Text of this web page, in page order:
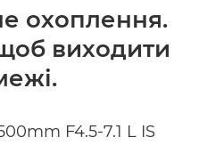
охоплення.
виходити
F4.5-7.1 L IS